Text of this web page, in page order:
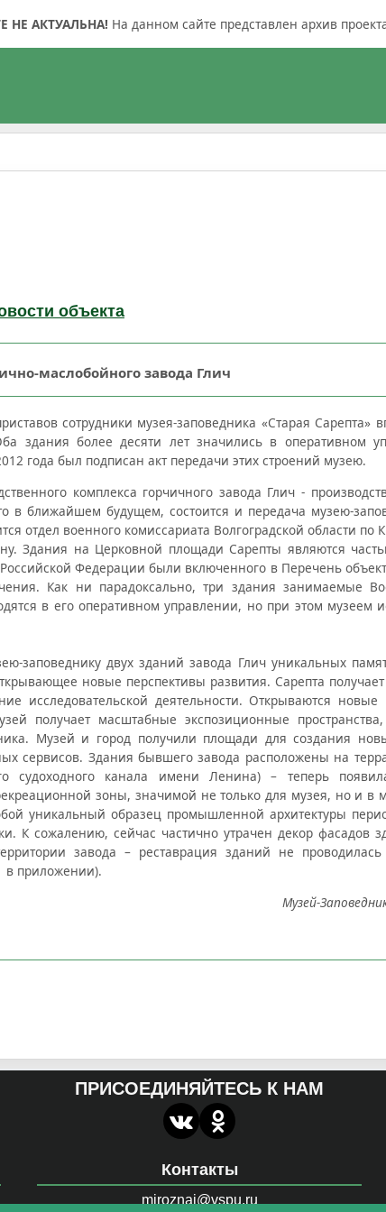
АКТУАЛЬНА! На данном сайте представлен архив
объекта
маслобойного завода Глич
сотрудники музея-заповедника «Старая Сарепта»
здания более десяти лет значились в оперативном
года был подписан акт передачи этих строений музею.
комплекса горчичного завода Глич -
в ближайшем будущем, состоится и передача музею-
отдел военного комиссариата Волгоградской области по
Здания на Церковной площади Сарепты являются
Федерации были включенного в Перечень
Как ни парадоксально, три здания занимаемые
в его оперативном управлении, но при этом музеем
заповеднику двух зданий завода Глич уникальных
новые перспективы развития. Сарепта
исследовательской деятельности. Открываются новые
получает масштабные экспозиционные пространства,
Музей и город получили площади для создания
сервисов. Здания бывшего завода расположены на
судоходного канала имени Ленина) – теперь
зоны, значимой не только для музея, но и в
уникальный образец промышленной архитектуры
К сожалению, сейчас частично утрачен декор фасадов
завода – реставрация зданий не
в приложении).
Музей-
ПРИСОЕДИНЯЙТЕСЬ К НАМ
Контакты
miroznai@vspu.ru